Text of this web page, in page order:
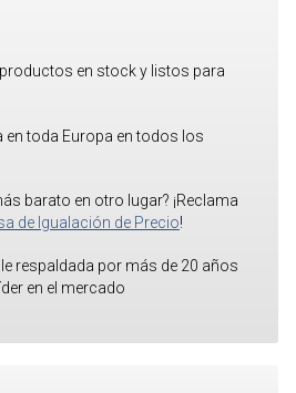
en stock y listos para
en toda Europa en todos los
barato en otro lugar? ¡Reclama
de Igualación de Precio!
respaldada por más de 20 años
en el mercado